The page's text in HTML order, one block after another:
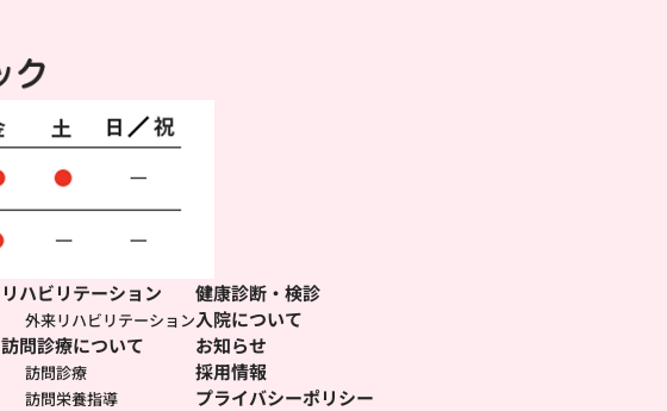
リハビリテーション
外来リハビリテーション
訪問診療について
訪問診療
訪問栄養指導
健康診断・検診
入院について
お知らせ
採用情報
プライバシーポリシー